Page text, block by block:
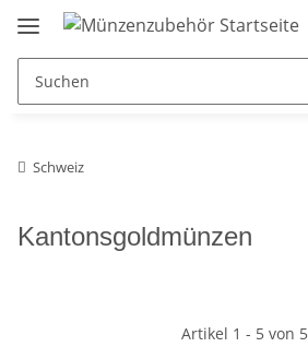
Schweiz
Kantonsgoldmünzen
Artikel 1 - 5 von 5